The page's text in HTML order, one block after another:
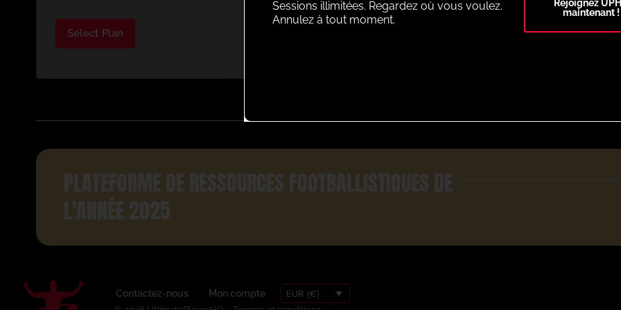
Select Plan
PLATEFORME DE RESSOURCES FOOTBALLISTIQUES DE
L'ANNÉE 2025
Contactez-nous Mon compte EUR (€)
Sessions illimitées. Regardez où vous voulez.
Annulez à tout moment.
Rejoignez
maintenant !